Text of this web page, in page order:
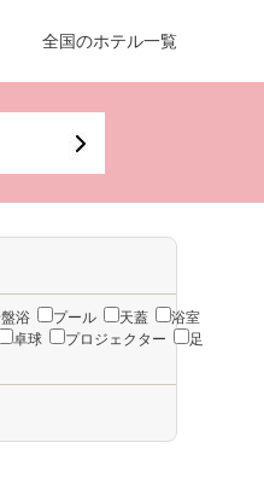
全国のホテル一覧
浴 プール 天蓋
浴室
卓球 プロジェクター
足